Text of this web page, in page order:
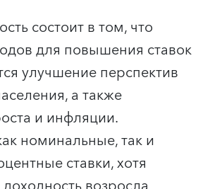
состоит в том, что
для повышения ставок
улучшение перспектив
а также
и инфляции.
номинальные, так и
ставки, хотя